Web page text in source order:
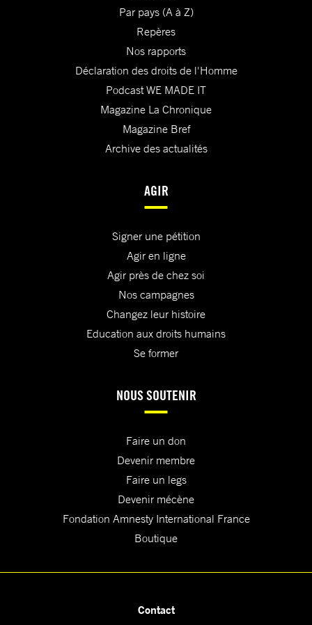
Par pays (A à Z)
Repères
Nos rapports
Déclaration des droits de l'Homme
Podcast WE MADE IT
Magazine La Chronique
Magazine Bref
Archive des actualités
AGIR
Signer une pétition
Agir en ligne
Agir près de chez soi
Nos campagnes
Changez leur histoire
Education aux droits humains
Se former
NOUS SOUTENIR
Faire un don
Devenir membre
Faire un legs
Devenir mécène
Fondation Amnesty International France
Boutique
Contact